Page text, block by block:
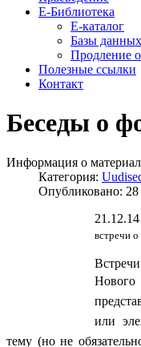
Е-Библиотека
Е-каталог
Базы данных
Продление
Полезные ссылки
Контакт
Беседы о
Информация о
Категория:
Опубликовано: 28
встречи
Нового
или
тему (но не